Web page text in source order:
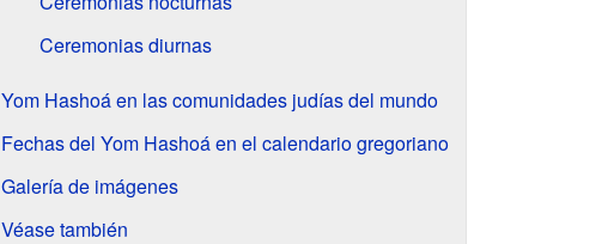
Ceremonias diurnas
Yom Hashoá en las comunidades judías del mundo
Fechas del Yom Hashoá en el calendario gregoriano
Galería de imágenes
Véase también